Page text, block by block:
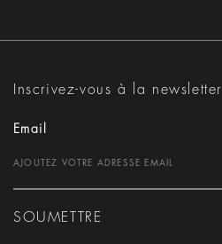
Inscrivez-vous à la newsletter
Email
SOUMETTRE